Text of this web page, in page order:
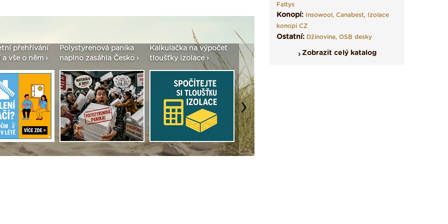
přehřívání
vše o něm ›
Polystyrenová panika
naplno zasáhla Česko ›
Kalkulačka na výpočet
tloušťky izolace ›
Seriál: Fasády ETICS a
vše podstatné v kostce ›
Vyberte si izolaci a pak
Next
Faltys
Konopí: Insowool, Canabest, Izolace
konopí CZ
Ostatní: Džínovina, OSB desky
Zobrazit celý katalog